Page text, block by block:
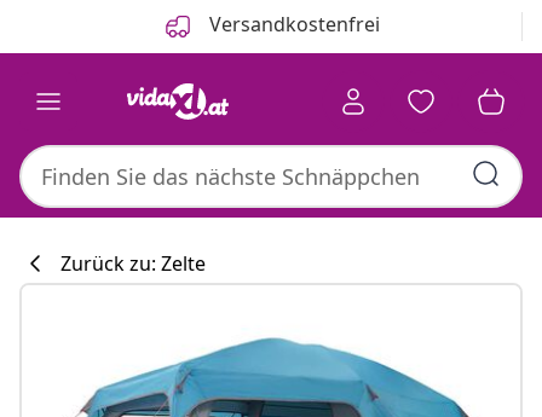
Versandkostenfrei
Zurück zu: Zelte